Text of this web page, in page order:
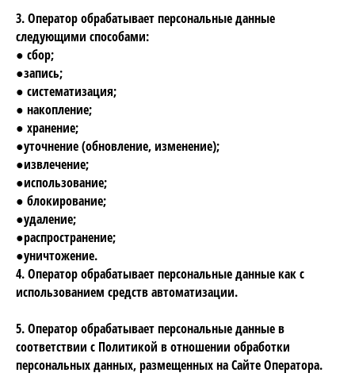
3. Оператор обрабатывает персональные данные
следующими способами:
● сбор;
●запись;
● систематизация;
● накопление;
● хранение;
●уточнение (обновление, изменение);
●извлечение;
●использование;
● блокирование;
●удаление;
●распространение;
●уничтожение.
4. Оператор обрабатывает персональные данные как с
использованием средств автоматизации.
5. Оператор обрабатывает персональные данные в
соответствии с Политикой в отношении обработки
персональных данных, размещенных на Сайте Оператора.